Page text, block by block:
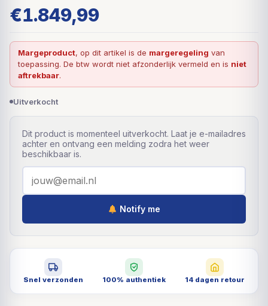
€1.849,99
Margeproduct , op dit artikel is de margeregeling van
toepassing. De btw wordt niet afzonderlijk vermeld en is niet
aftrekbaar
Uitverkocht
Dit product is momenteel uitverkocht. Laat je e-mailadres
achter en ontvang een melding zodra het weer
beschikbaar is.
Notify me
Snel verzonden 100% authentiek 14 dagen retour